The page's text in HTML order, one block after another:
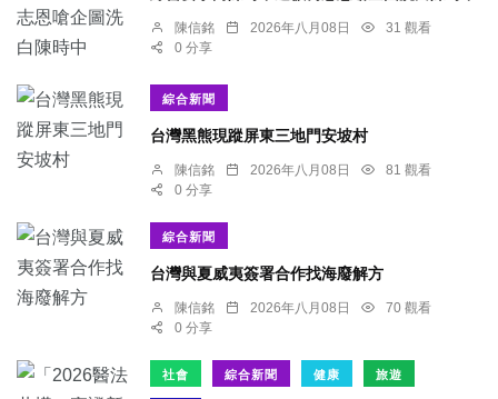
陳信銘 2026年八月08日
31 觀看
0 分享
綜合新聞
台灣黑熊現蹤屏東三地門安坡村
陳信銘 2026年八月08日
81 觀看
0 分享
綜合新聞
台灣與夏威夷簽署合作找海廢解方
陳信銘 2026年八月08日
70 觀看
0 分享
社會 綜合新聞 健康 旅遊